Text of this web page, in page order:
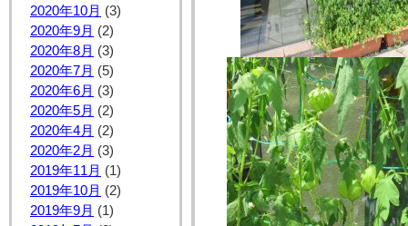
2020年10月 (3)
2020年9月 (2)
2020年8月 (3)
2020年7月 (5)
2020年6月 (3)
2020年5月 (2)
2020年4月 (2)
2020年2月 (3)
2019年11月 (1)
2019年10月 (2)
2019年9月 (1)